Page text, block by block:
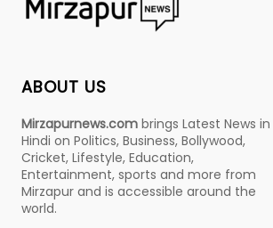
ABOUT US
Mirzapurnews.com brings Latest News in
Hindi on Politics, Business, Bollywood,
Cricket, Lifestyle, Education,
Entertainment, sports and more from
Mirzapur and is accessible around the
world.